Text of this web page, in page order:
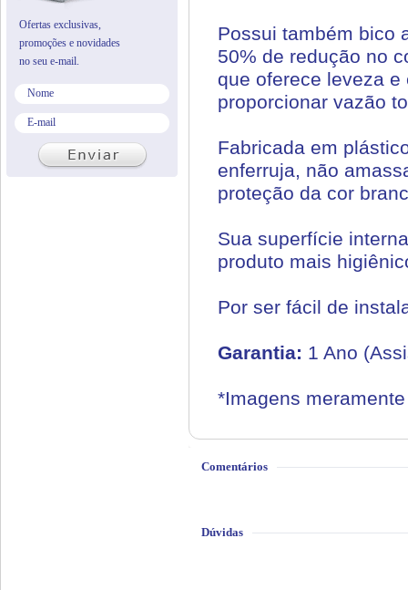
Possui também bico
50% de redução no
que oferece leveza
proporcionar vazão
Fabricada em
enferruja, não
proteção da cor
Sua superfície
produto mais
Por ser fácil de
Garantia: 1 Ano
*Imagens
Comentários
Dúvidas
Ofertas exclusivas,
promoções e novidades
no seu e-mail.